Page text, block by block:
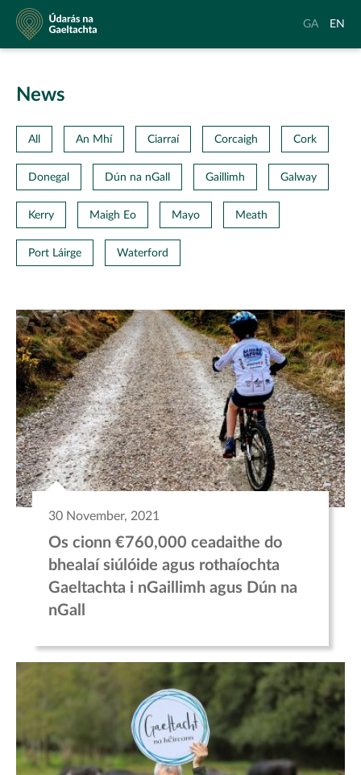
Údarás
na
Gaeltachta
Aistrigh
Gaeilge
GA
to
EN
News
All An Mhí Ciarraí Corcaigh Cork
Donegal Dún na nGall Gaillimh Galway
Kerry Maigh Eo Mayo Meath
Port Láirge Waterford
30 November, 2021
Os cionn €760,000 ceadaithe do
bhealaí siúlóide agus rothaíochta
Gaeltachta i nGaillimh agus Dún na
nGall